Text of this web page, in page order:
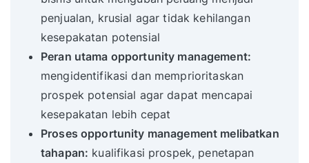
penjualan, krusial agar tidak kehilangan
kesepakatan potensial
Peran utama opportunity management:
mengidentifikasi dan memprioritaskan
prospek potensial agar dapat mencapai
kesepakatan lebih cepat
Proses opportunity management melibatkan
tahapan: kualifikasi prospek, penetapan